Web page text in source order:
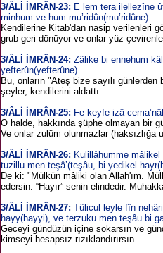
3/ÂLİ İMRÂN-23: E lem tera ilellezîne
minhum ve hum mu’ridûn(mu’ridûne).
Kendilerine Kitab'dan nasip verilenleri
grub geri dönüyor ve onlar yüz
3/ÂLİ İMRÂN-24: Zâlike bi ennehum
yefterûn(yefterûne).
Bu, onların "Ateş bize sayılı
şeyler, kendilerini aldattı.
3/ÂLİ İMRÂN-25: Fe keyfe izâ
O halde, hakkında şüphe olmayan bir
Ve onlar zulüm olunmazlar (haksızlığa
3/ÂLİ İMRÂN-26: Kulillâhumme
tuzillu men teşâ’(teşâu, bi yedikel
De ki: "Mülkün mâliki olan Allah'ım.
edersin. “Hayır” senin elindedir.
3/ÂLİ İMRÂN-27: Tûlicul leyle fîn
hayy(hayyi), ve terzuku men teşâu bi
Geceyi gündüzün içine sokarsın ve
kimseyi hesapsız rızıklandırırsın.